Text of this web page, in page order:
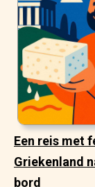
Een reis met
Griekenland
bord